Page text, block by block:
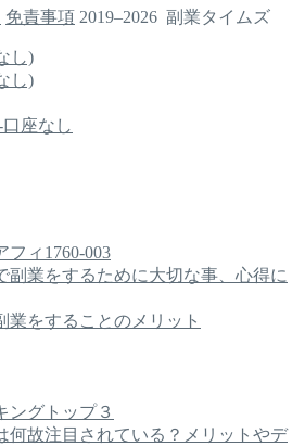
免責事項 2019–2026 副業タイムズ
し)
し)
座なし
フィ1760-003
副業をするために大切な事、心得に
業をすることのメリット
ングトップ３
何故注目されている？メリットやデ